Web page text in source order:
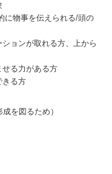
に物事を伝えられる/頭の
ョンが取れる方、上から
せる力がある方
きる方
を図るため）